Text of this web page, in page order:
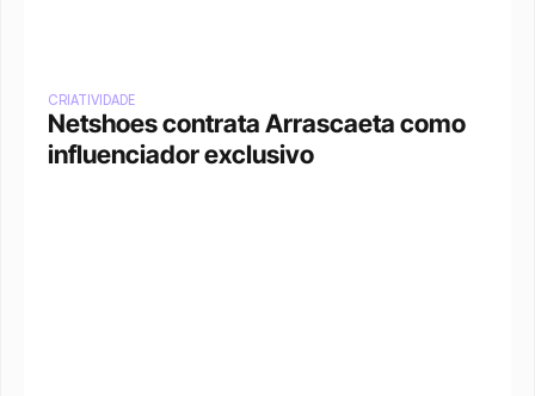
CRIATIVIDADE
Netshoes contrata Arrascaeta como
influenciador exclusivo